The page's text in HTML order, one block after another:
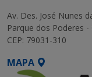
Av. Des. José Nunes
Parque dos Poderes
CEP: 79031-310
MAPA